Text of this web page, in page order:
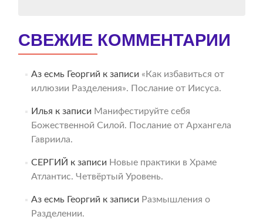
СВЕЖИЕ КОММЕНТАРИИ
Аз есмь Георгий к записи «Как избавиться от
иллюзии Разделения». Послание от Иисуса.
Илья к записи Манифестируйте себя
Божественной Силой. Послание от Архангела
Гавриила.
СЕРГИЙ к записи Новые практики в Храме
Атлантис. Четвёртый Уровень.
Аз есмь Георгий к записи Размышления о
Разделении.